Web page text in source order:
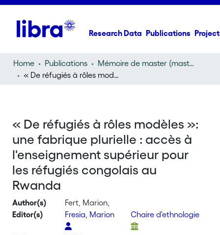
Research Data Publications
Home Publications
Mémoire de master (master thesis)
« De réfugiés à rôles modèles »: une fabrique plurielle : accès à l'enseignement supérieur pour les réfugiés congolais au Rwanda
« De réfugiés à rôles modèles »:
une fabrique plurielle : accès à
l'enseignement supérieur pour
les réfugiés congolais au
Rwanda
Author(s)
Fert, Marion,
Editor(s)
Fresia, Marion Chaire d'ethnologie